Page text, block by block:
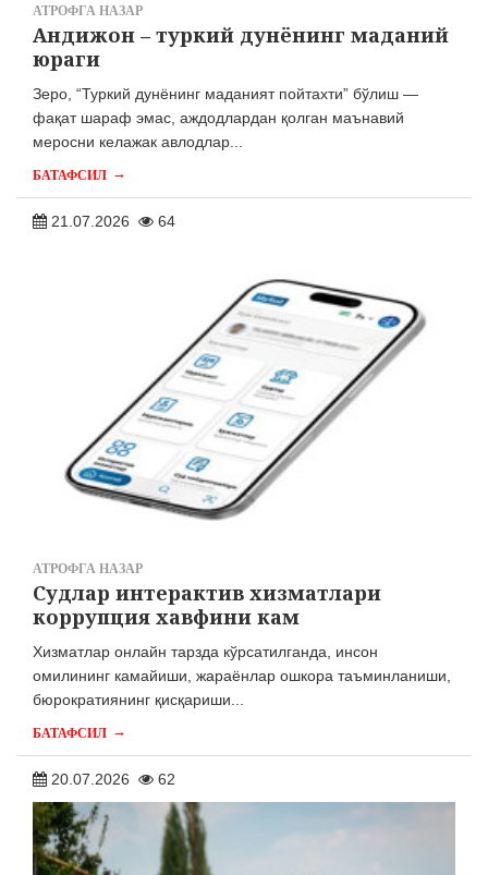
АТРОФГА НАЗАР
Андижон – туркий дунёнинг маданий
юраги
Зеро, “Туркий дунёнинг маданият пойтахти” бўлиш —
фақат шараф эмас, аждодлардан қолган маънавий
меросни келажак авлодлар...
БАТАФСИЛ →
21.07.2026 64
АТРОФГА НАЗАР
Судлар интерактив хизматлари
коррупция хавфини кам
Хизматлар онлайн тарзда кўрсатилганда, инсон
омилининг камайиши, жараёнлар ошкора таъминланиши,
бюрократиянинг қисқариши...
БАТАФСИЛ →
20.07.2026 62